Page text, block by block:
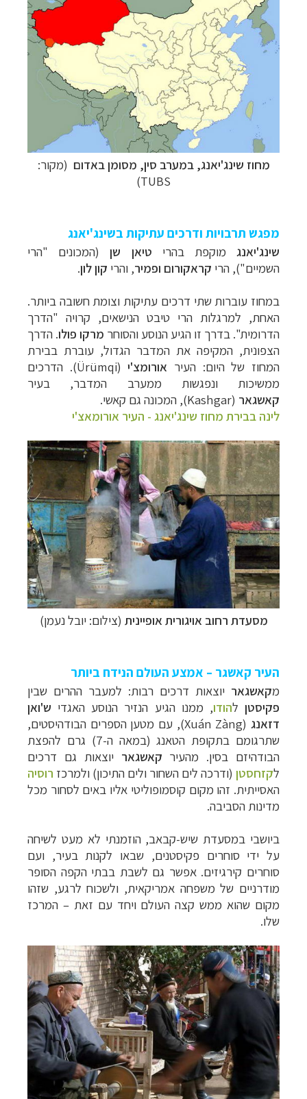
מחוז שינג'יאנג, במערב סין, מסומן באדום (מקור:
TUBS)
מפגש תרבויות ודרכים עתיקות בשינג'יאנג
שינג'יאנגמוקפת בהרי טיאן שן(המכונים "הרי
השמיים"), הרי קראקורום ופמיר, והרי קון לון.
במחוז עוברות שתי דרכים עתיקות וצומת חשובה ביותר.
האחת, למרגלות הרי טיבט הנישאים, קרויה "הדרך
הדרומית". בדרך זו הגיע הנוסע והסוחר מרקו פולו. הדרך
הצפונית, המקיפה את המדבר הגדול, עוברת בבירת
המחוז של היום: העיר אורומצ'י
(Ürümqi). הדרכים
ממשיכות ונפגשות ממערב המדבר, בעיר
קאשגאר (Kashgar), המכונה גם קאשי.
לינה בבירת מחוז שינג'יאנג - העיר אורומאצ'י
מסעדת רחוב אויגורית אופיינית (צילום: יובל נעמן)
העיר קאשגר – אמצע העולם הנידח ביותר
מקאשגאר יוצאות דרכים רבות: למעבר ההרים שבין
פקיסטןלהודו, ממנו הגיע הנזיר הנוסע האגדי ש'ואן
דזאנג(
Xuán Zàng), עם מטען הספרים הבודהיסטים,
שתרגומם בתקופת הטאנג (במאה ה-7) גרם להפצת
הבודהיזם בסין. מהעיר קאשגאריוצאות גם דרכים
לקזחסטן (ודרכה לים השחור ולים התיכון) ולמרכז רוסיה
האסייתית. זהו מקום קוסמופוליטי אליו באים לסחור מכל
מדינות הסביבה.
ביושבי במסעדת שיש-קבאב, הוזמנתי לא מעט לשיחה
על ידי סוחרים פקיסטנים, שבאו לקנות בעיר, ועם
סוחרים קירגיזים. אפשר גם לשבת בבתי הקפה הסופר
מודרניים של משפחה אמריקאית, ולשכוח לרגע, שזהו
מקום שהוא ממש קצה העולם ויחד עם זאת– המרכז
שלו.